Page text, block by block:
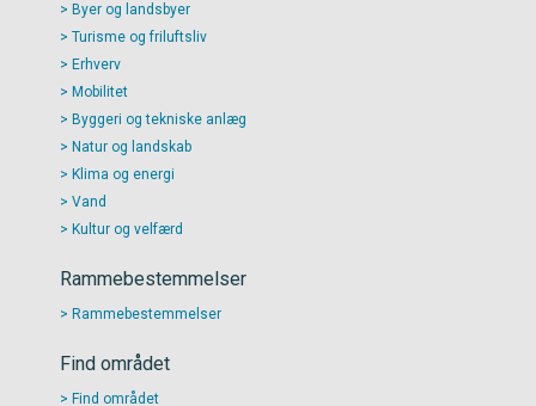
Byer og landsbyer
Turisme og friluftsliv
Erhverv
Mobilitet
Byggeri og tekniske anlæg
Natur og landskab
Klima og energi
Vand
Kultur og velfærd
Rammebestemmelser
Rammebestemmelser
Find området
Find området